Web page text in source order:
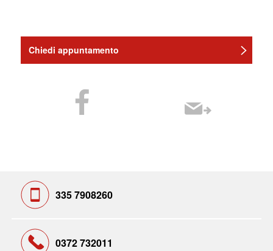
Chiedi appuntamento
335 7908260
0372 732011